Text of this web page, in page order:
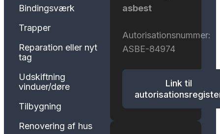
Bindingsværk
Trapper
Reparation eller nyt
tag
Udskiftning
vinduer/døre
Tilbygning
Renovering af hus
asbest
Autorisationsnummer:
ASBE-84974
Link til